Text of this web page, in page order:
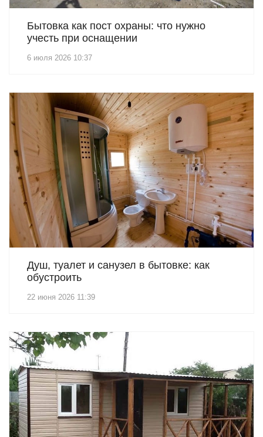
Бытовка как пост охраны: что нужно
учесть при оснащении
6 июля 2026 10:37
Душ, туалет и санузел в бытовке: как
обустроить
22 июня 2026 11:39